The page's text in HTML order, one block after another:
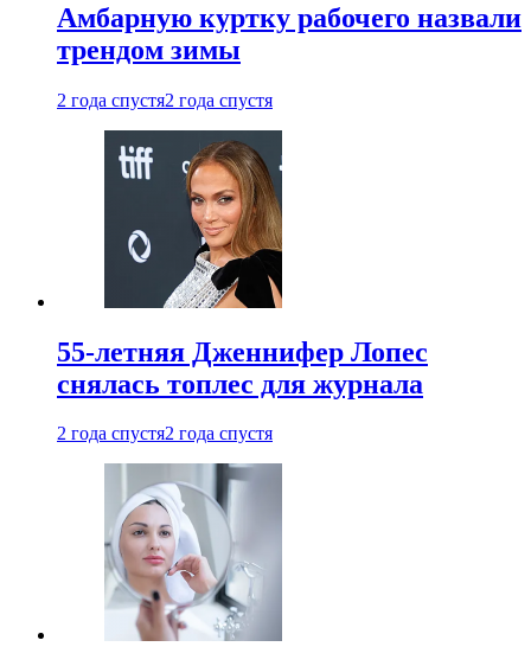
Амбарную куртку рабочего назвали
трендом зимы
2 года спустя2 года спустя
55-летняя Дженнифер Лопес
снялась топлес для журнала
2 года спустя2 года спустя